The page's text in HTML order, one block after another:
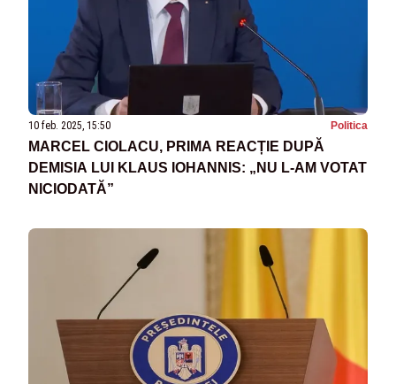
10 feb. 2025, 15:50 Politica
MARCEL CIOLACU, PRIMA REACȚIE DUPĂ
DEMISIA LUI KLAUS IOHANNIS: „NU L-AM VOTAT
NICIODATĂ”